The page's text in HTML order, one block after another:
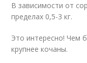
В зависимости от
пределах 0,5-3 кг.
Это интересно! Чем
крупнее кочаны.